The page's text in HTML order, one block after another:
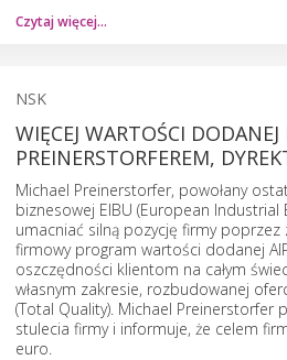
Czytaj więcej…
NSK
WIĘCEJ WARTOŚCI
PREINERSTORFEREM,
Michael Preinerstorfer, powołany
biznesowej EIBU (European
umacniać silną pozycję firmy
firmowy program wartości dodanej
oszczędności klientom na całym
własnym zakresie, rozbudowanej
(Total Quality). Michael
stulecia firmy i informuje, że celem
euro.